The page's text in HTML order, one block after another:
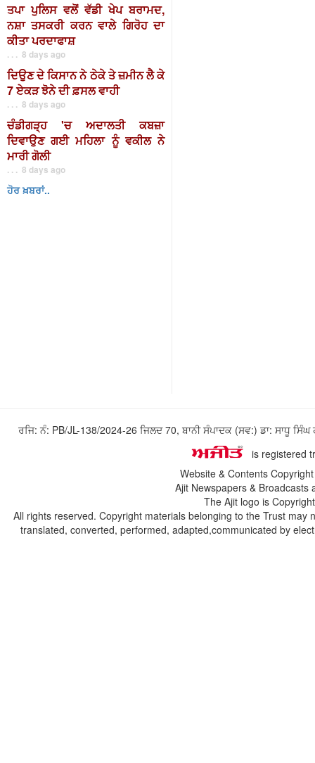
ਤਪਾ ਪੁਲਿਸ ਵਲੋਂ ਵੱਡੀ ਖੇਪ ਬਰਾਮਦ,
ਨਸ਼ਾ ਤਸਕਰੀ ਕਰਨ ਵਾਲੇ ਗਿਰੋਹ ਦਾ
ਕੀਤਾ ਪਰਦਾਫਾਸ਼
. . . 8 days ago
ਦਿਉਣ ਦੇ ਕਿਸਾਨ ਨੇ ਠੇਕੇ ਤੇ ਜ਼ਮੀਨ ਲੈ ਕੇ
7 ਏਕੜ ਝੋਨੇ ਦੀ ਫ਼ਸਲ ਵਾਹੀ
. . . 8 days ago
ਚੰਡੀਗੜ੍ਹ 'ਚ ਅਦਾਲਤੀ ਕਬਜ਼ਾ
ਦਿਵਾਉਣ ਗਈ ਮਹਿਲਾ ਨੂੰ ਵਕੀਲ ਨੇ
ਮਾਰੀ ਗੋਲੀ
. . . 8 days ago
ਹੋਰ ਖ਼ਬਰਾਂ..
ਰਜਿ: ਨੰ: PB/JL-138/2024-26 ਜਿਲਦ 70, ਬਾਨੀ ਸੰਪਾਦਕ (ਸਵ:) ਡਾ: ਸਾਧੂ
is registered
Website & Contents
Ajit Newspapers &
The Ajit logo is
All rights reserved. Copyright materials belonging to the Trust
translated, converted, performed, adapted,communicated by